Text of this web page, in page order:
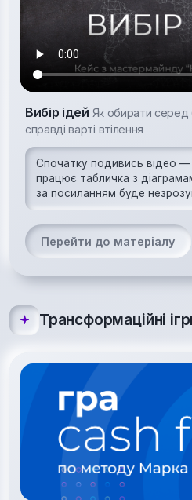
Вибір ідей Як обирати серед
справді варті втілення
Спочатку подивись відео
працює табличка з
за посиланням буде
Перейти до матеріалу
Трансформаційні